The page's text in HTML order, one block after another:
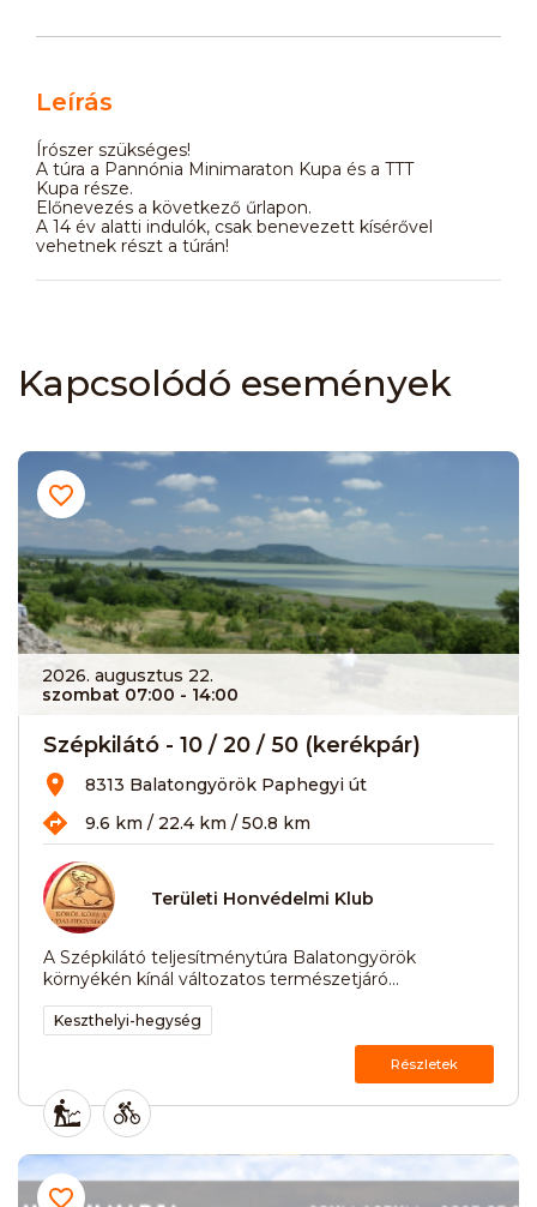
Leírás
Írószer szükséges!
A túra a Pannónia Minimaraton Kupa és a TTT
Kupa része.
Előnevezés a következő űrlapon.
A 14 év alatti indulók, csak benevezett kísérővel
vehetnek részt a túrán!
Kapcsolódó események
2026. augusztus 22.
szombat 07:00 - 14:00
Szépkilátó - 10 / 20 / 50 (kerékpár)
8313 Balatongyörök Paphegyi út
9.6 km / 22.4 km / 50.8 km
Területi Honvédelmi Klub
A Szépkilátó teljesítménytúra Balatongyörök
környékén kínál változatos természetjáró...
Keszthelyi-hegység
Részletek